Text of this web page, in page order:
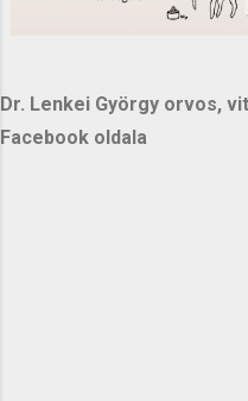
Dr. Lenkei György orvos,
Facebook oldala